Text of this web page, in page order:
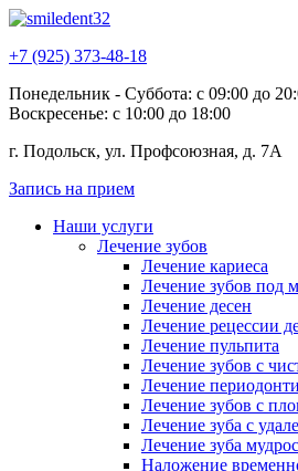
+7 (925) 373-48-18
Понедельник - Суббота: с 09:00 до
Воскресенье: с 10:00 до 18:00
г. Подольск, ул. Профсоюзная, д. 7А
Запись на прием
Наши услуги
Лечение зубов
Лечение кариеса
Лечение зубов под
Лечение десен
Лечение рецессии
Лечение пульпита
Лечение зубов с
Лечение
Лечение зубов с
Лечение зуба с
Лечение зуба
Наложение